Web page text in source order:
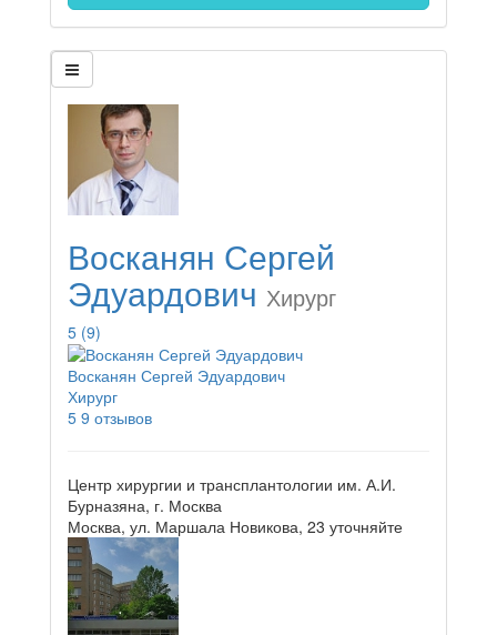
Восканян Сергей
Эдуардович Хирург
5 (9)
Восканян Сергей Эдуардович
Хирург
5 9 отзывов
Центр хирургии и трансплантологии им. А.И.
Бурназяна, г. Москва
Москва, ул. Маршала Новикова, 23 уточняйте